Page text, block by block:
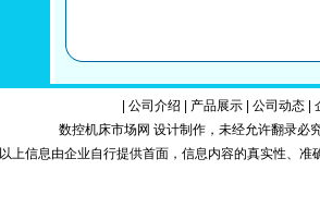
公司介绍 产品展示| 公司动态|
数控机床市场网 设计制作，未经允许翻录必
以上信息由企业自行提供首面，信息内容的真实性、